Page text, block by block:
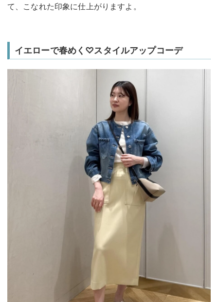
て、こなれた印象に仕上がりますよ。
イエローで春めく♡スタイルアップコーデ